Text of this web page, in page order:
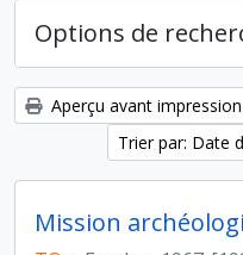
Options de
Aperçu avant impression
Trier par: Date